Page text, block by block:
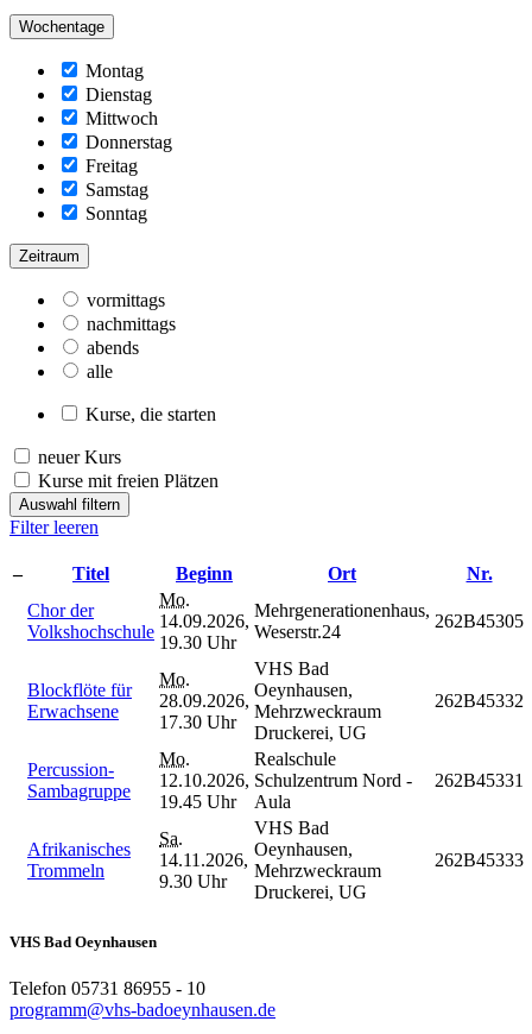
Wochentage
Montag
Dienstag
Mittwoch
Donnerstag
Freitag
Samstag
Sonntag
Zeitraum
vormittags
nachmittags
abends
alle
Kurse, die starten
neuer Kurs
Kurse mit freien Plätzen
Auswahl filtern
Filter leeren
– Titel Beginn Ort
Nr.
Chor der
Volkshochschule
Mo.
14.09.2026,
19.30 Uhr
Mehrgenerationenhaus,
Weserstr.24
262B45305
Blockflöte für
Erwachsene
Mo.
28.09.2026,
17.30 Uhr
VHS Bad
Oeynhausen,
Mehrzweckraum
Druckerei, UG
262B45332
Percussion-
Sambagruppe
Mo.
12.10.2026,
19.45 Uhr
Realschule
Schulzentrum Nord -
Aula
262B45331
Afrikanisches
Trommeln
Sa.
14.11.2026,
9.30 Uhr
VHS Bad
Oeynhausen,
Mehrzweckraum
Druckerei, UG
262B45333
VHS Bad Oeynhausen
Telefon 05731 86955 - 10
programm@vhs-badoeynhausen.de